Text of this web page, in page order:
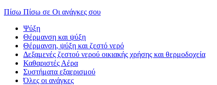
Πίσω Πίσω σε Οι ανάγκες σου
Ψύξη
Θέρμανση και ψύξη
Θέρμανση, ψύξη και ζεστό νερό
Δεξαμενές ζεστού νερού οικιακής χρήσης και θερμοδοχεία
Καθαριστές Αέρα
Συστήματα εξαερισμού
Όλες οι ανάγκες